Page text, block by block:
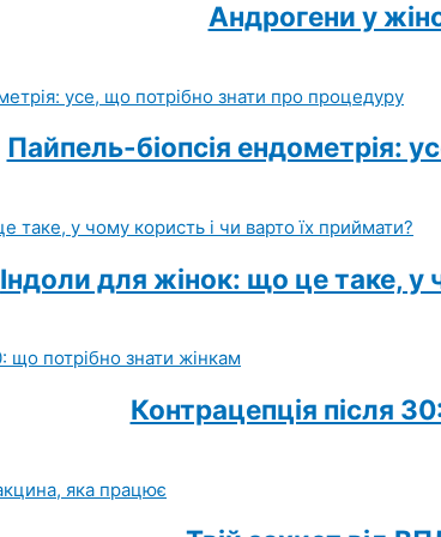
Андрогени у
Пайпель-біопсія ендометрія:
Індоли для жінок: що це таке, у
Контрацепція після